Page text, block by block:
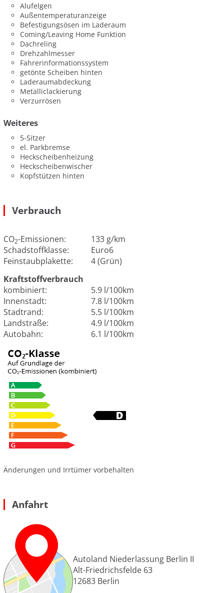
Alufelgen
Außentemperaturanzeige
Befestigungsösen im Laderaum
Coming/Leaving Home Funktion
Dachreling
Drehzahlmesser
Fahrerinformationssystem
getönte Scheiben hinten
Laderaumabdeckung
Metalliclackierung
Verzurrösen
Weiteres
5-Sitzer
el. Parkbremse
Heckscheibenheizung
Heckscheibenwischer
Kopfstützen hinten
Verbrauch
CO2-Emissionen:
133 g/km
Schadstoffklasse:
Euro6
Feinstaubplakette:
4 (Grün)
Kraftstoffverbrauch
kombiniert:
5.9 l/100km
Innenstadt:
7.8 l/100km
Stadtrand:
5.5 l/100km
Landstraße:
4.9 l/100km
Autobahn:
6.1 l/100km
Änderungen und Irrtümer vorbehalten
Anfahrt
Autoland Niederlassung Berlin II
Alt-Friedrichsfelde 63
12683 Berlin